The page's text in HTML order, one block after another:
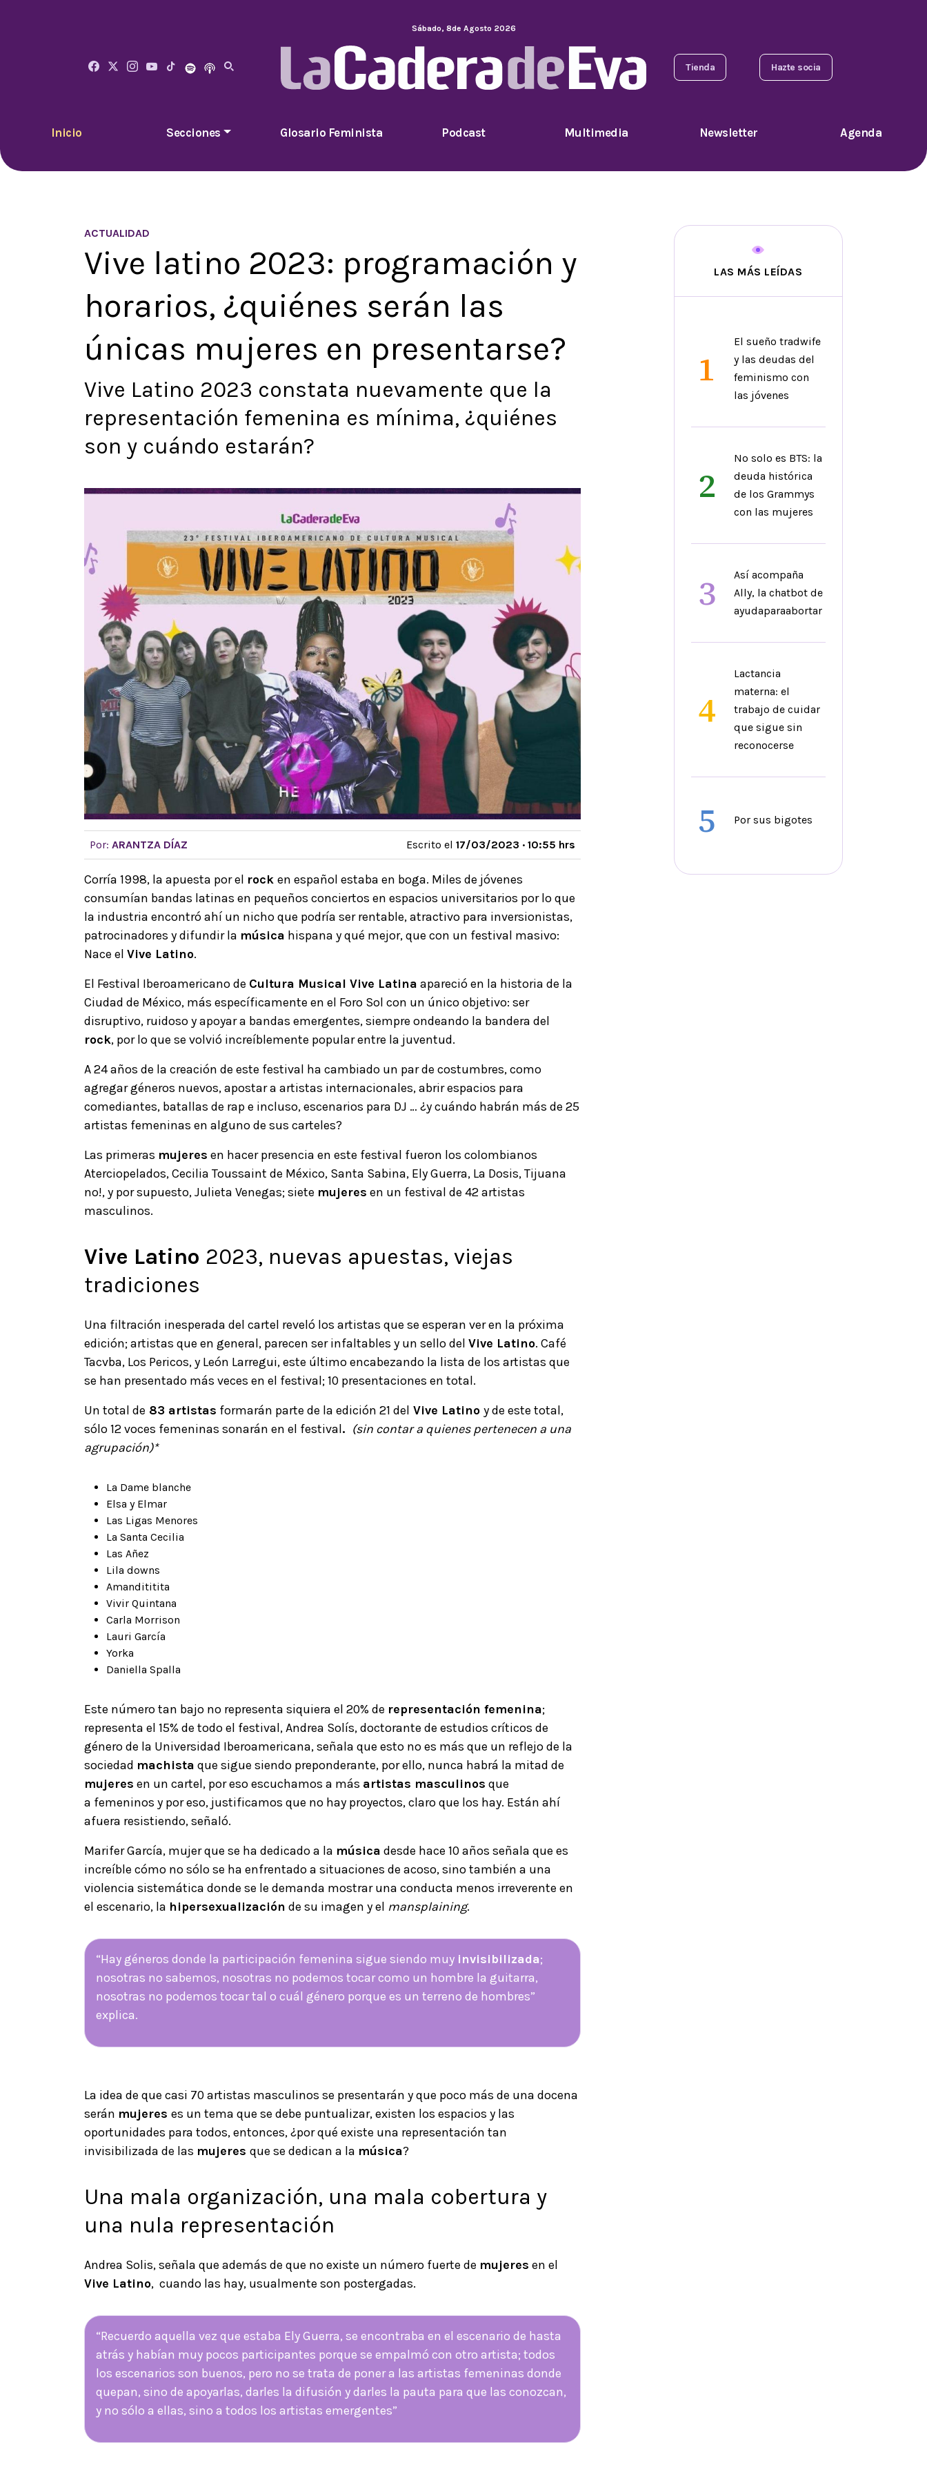
Sábado, 8de Agosto 2026
Tienda Hazte socia
Inicio Secciones Glosario Feminista Podcast Multimedia Newsletter Agenda
ACTUALIDAD
Vive latino 2023: programación y
horarios, ¿quiénes serán las
únicas mujeres en presentarse?
Vive Latino 2023 constata nuevamente que la
representación femenina es mínima, ¿quiénes
son y cuándo estarán?
Por: ARANTZA DÍAZ Escrito el 17/03/2023 · 10:55 hrs
Corría 1998, la apuesta por el rock en español estaba en boga. Miles de jóvenes
consumían bandas latinas en pequeños conciertos en espacios universitarios por lo que
la industria encontró ahí un nicho que podría ser rentable, atractivo para inversionistas,
patrocinadores y difundir la música hispana y qué mejor, que con un festival masivo:
Nace el Vive Latino.
El Festival Iberoamericano de Cultura Musical Vive Latina apareció en la historia de la
Ciudad de México, más específicamente en el Foro Sol con un único objetivo: ser
disruptivo, ruidoso y apoyar a bandas emergentes, siempre ondeando la bandera del
rock, por lo que se volvió increíblemente popular entre la juventud.
A 24 años de la creación de este festival ha cambiado un par de costumbres, como
agregar géneros nuevos, apostar a artistas internacionales, abrir espacios para
comediantes, batallas de rap e incluso, escenarios para DJ … ¿y cuándo habrán más de 25
artistas femeninas en alguno de sus carteles?
Las primeras mujeres en hacer presencia en este festival fueron los colombianos
Aterciopelados, Cecilia Toussaint de México, Santa Sabina, Ely Guerra, La Dosis, Tijuana
no!, y por supuesto, Julieta Venegas; siete mujeres en un festival de 42 artistas
masculinos.
Vive Latino 2023, nuevas apuestas, viejas
tradiciones
Una filtración inesperada del cartel reveló los artistas que se esperan ver en la próxima
edición; artistas que en general, parecen ser infaltables y un sello del Vive Latino. Café
Tacvba, Los Pericos, y León Larregui, este último encabezando la lista de los artistas que
se han presentado más veces en el festival; 10 presentaciones en total.
Un total de 83 artistas formarán parte de la edición 21 del Vive Latino y de este total,
sólo 12 voces femeninas sonarán en el festival. (sin contar a quienes pertenecen a una
agrupación)*
La Dame blanche
Elsa y Elmar
Las Ligas Menores
La Santa Cecilia
Las Añez
Lila downs
Amandititita
Vivir Quintana
Carla Morrison
Lauri García
Yorka
Daniella Spalla
Este número tan bajo no representa siquiera el 20% de representación femenina;
representa el 15% de todo el festival, Andrea Solís, doctorante de estudios críticos de
género de la Universidad Iberoamericana, señala que esto no es más que un reflejo de la
sociedad machista que sigue siendo preponderante, por ello, nunca habrá la mitad de
mujeres en un cartel, por eso escuchamos a más artistas masculinos que
a femeninos y por eso, justificamos que no hay proyectos, claro que los hay. Están ahí
afuera resistiendo, señaló.
Marifer García, mujer que se ha dedicado a la música desde hace 10 años señala que es
increíble cómo no sólo se ha enfrentado a situaciones de acoso, sino también a una
violencia sistemática donde se le demanda mostrar una conducta menos irreverente en
el escenario, la hipersexualización de su imagen y el mansplaining.
“Hay géneros donde la participación femenina sigue siendo muy invisibilizada;
nosotras no sabemos, nosotras no podemos tocar como un hombre la guitarra,
nosotras no podemos tocar tal o cuál género porque es un terreno de hombres”
explica.
La idea de que casi 70 artistas masculinos se presentarán y que poco más de una docena
serán mujeres es un tema que se debe puntualizar, existen los espacios y las
oportunidades para todos, entonces, ¿por qué existe una representación tan
invisibilizada de las mujeres que se dedican a la música?
Una mala organización, una mala cobertura y
una nula representación
Andrea Solis, señala que además de que no existe un número fuerte de mujeres en el
Vive Latino, cuando las hay, usualmente son postergadas.
“Recuerdo aquella vez que estaba Ely Guerra, se encontraba en el escenario de hasta
atrás y habían muy pocos participantes porque se empalmó con otro artista; todos
los escenarios son buenos, pero no se trata de poner a las artistas femeninas donde
quepan, sino de apoyarlas, darles la difusión y darles la pauta para que las conozcan,
y no sólo a ellas, sino a todos los artistas emergentes”
LAS MÁS LEÍDAS
1
El sueño tradwife
y las deudas del
feminismo con
las jóvenes
2
No solo es BTS: la
deuda histórica
de los Grammys
con las mujeres
3
Así acompaña
Ally, la chatbot de
ayudaparaabortar
4
Lactancia
materna: el
trabajo de cuidar
que sigue sin
reconocerse
5 Por sus bigotes